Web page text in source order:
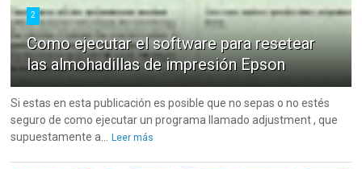
2
Como ejecutar el software para resetear
las almohadillas de impresión Epson
Si estas en esta publicación es posible que no sepas o no estés
seguro de como ejecutar un programa llamado adjustment , que
supuestamente a...
Leer más